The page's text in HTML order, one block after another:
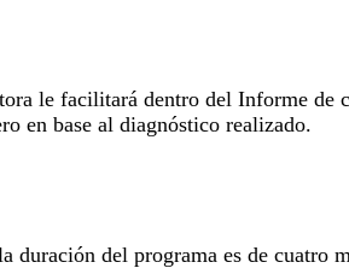
le facilitará dentro del Informe de
en base al diagnóstico realizado.
del programa es de cuatro